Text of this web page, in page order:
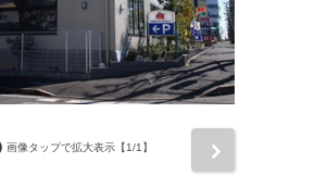
画像タップで拡大表示【1/1】